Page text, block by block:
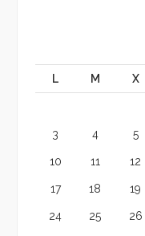
L M X
3 4 5
10 11 12
17 18 19
24 25 26